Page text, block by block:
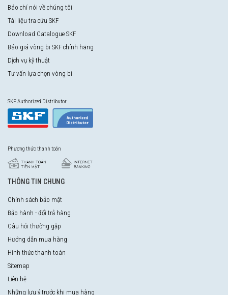
Báo chí nói về chúng tôi
Tài liệu tra cứu SKF
Download Catalogue SKF
Báo giá vòng bi SKF chính hãng
Dịch vụ kỹ thuật
Tư vấn lựa chọn vòng bi
SKF Authorized Distributor
Phương thức thanh toán
THÔNG TIN CHUNG
Chính sách bảo mật
Bảo hành - đổi trả hàng
Câu hỏi thường gặp
Hướng dẫn mua hàng
Hình thức thanh toán
Sitemap
Liên hệ
Những lưu ý trước khi mua hàng